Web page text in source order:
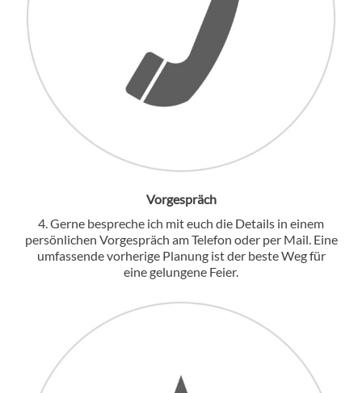
Vorgespräch
4. Gerne bespreche ich mit euch die Details in einem
persönlichen Vorgespräch am Telefon oder per Mail. Eine
umfassende vorherige Planung ist der beste Weg für
eine gelungene Feier.